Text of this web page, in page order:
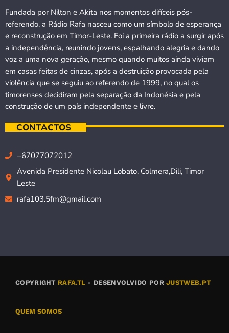
Fundada por Nilton e Akita nos momentos difíceis pós-
referendo, a Rádio Rafa nasceu como um símbolo de esperança
e reconstrução em Timor-Leste. Foi a primeira rádio a surgir após
a independência, reunindo jovens, espalhando alegria e dando
voz a uma nova geração, mesmo quando muitos ainda viviam
em casas feitas de cinzas, após a destruição provocada pela
violência que se seguiu ao referendo de 1999, no qual os
timorenses decidiram pela separação da Indonésia e pela
construção de um país independente e livre.
CONTACTOS
+67077072012
Avenida Presidente Nicolau Lobato, Colmera,Dili, Timor
Leste
rafa103.5fm@gmail.com
COPYRIGHT RAFA.TL - DESENVOLVIDO PORJUSTWEB.PT
QUEM SOMOS